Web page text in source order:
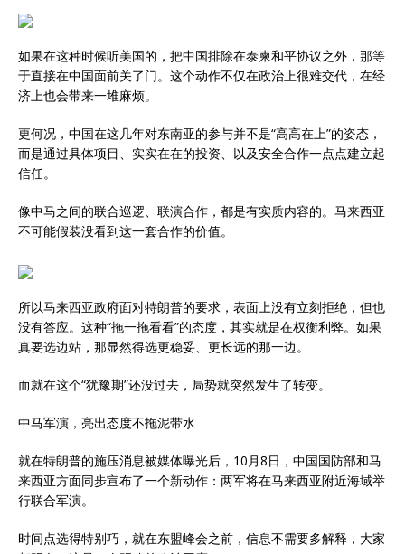
如果在这种时候听美国的，把中国排除在泰柬和平协议之外，那等
于直接在中国面前关了门。这个动作不仅在政治上很难交代，在经
济上也会带来一堆麻烦。
更何况，中国在这几年对东南亚的参与并不是“高高在上”的姿态，
而是通过具体项目、实实在在的投资、以及安全合作一点点建立起
信任。
像中马之间的联合巡逻、联演合作，都是有实质内容的。马来西亚
不可能假装没看到这一套合作的价值。
所以马来西亚政府面对特朗普的要求，表面上没有立刻拒绝，但也
没有答应。这种“拖一拖看看”的态度，其实就是在权衡利弊。如果
真要选边站，那显然得选更稳妥、更长远的那一边。
而就在这个“犹豫期”还没过去，局势就突然发生了转变。
中马军演，亮出态度不拖泥带水
就在特朗普的施压消息被媒体曝光后，10月8日，中国国防部和马
来西亚方面同步宣布了一个新动作：两军将在马来西亚附近海域举
行联合军演。
时间点选得特别巧，就在东盟峰会之前，信息不需要多解释，大家